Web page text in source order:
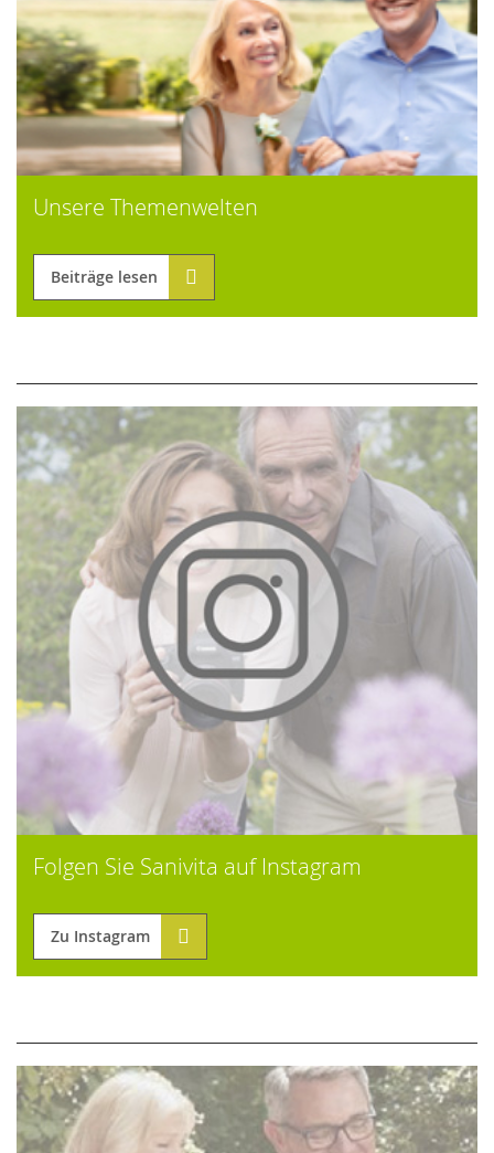
Unsere Themenwelten
Beiträge lesen
Folgen Sie Sanivita auf Instagram
Zu Instagram